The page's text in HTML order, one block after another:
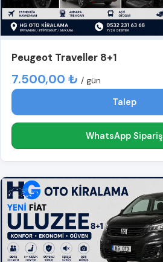
Peugeot Traveller 8+1
7.500,00 ₺ / gün
Talep
WhatsApp Sipariş